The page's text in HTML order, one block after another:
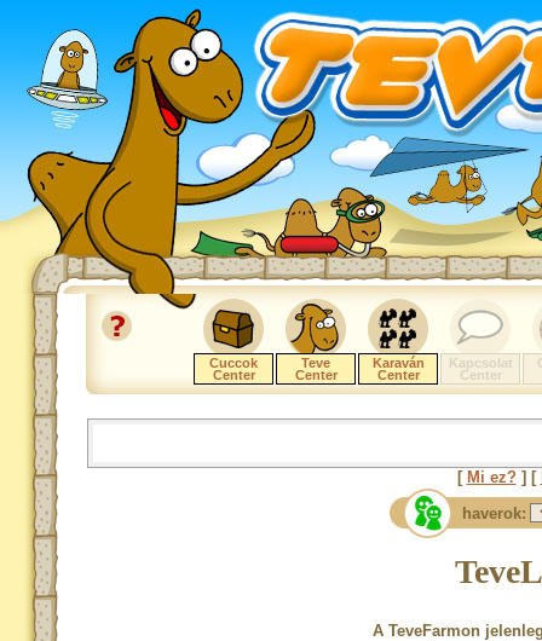
Cuccok
Center
Teve
Center
Karaván
Center
Kapcsolat
Center
[ Mi ez?] [
haverok:
A TeveFarmon